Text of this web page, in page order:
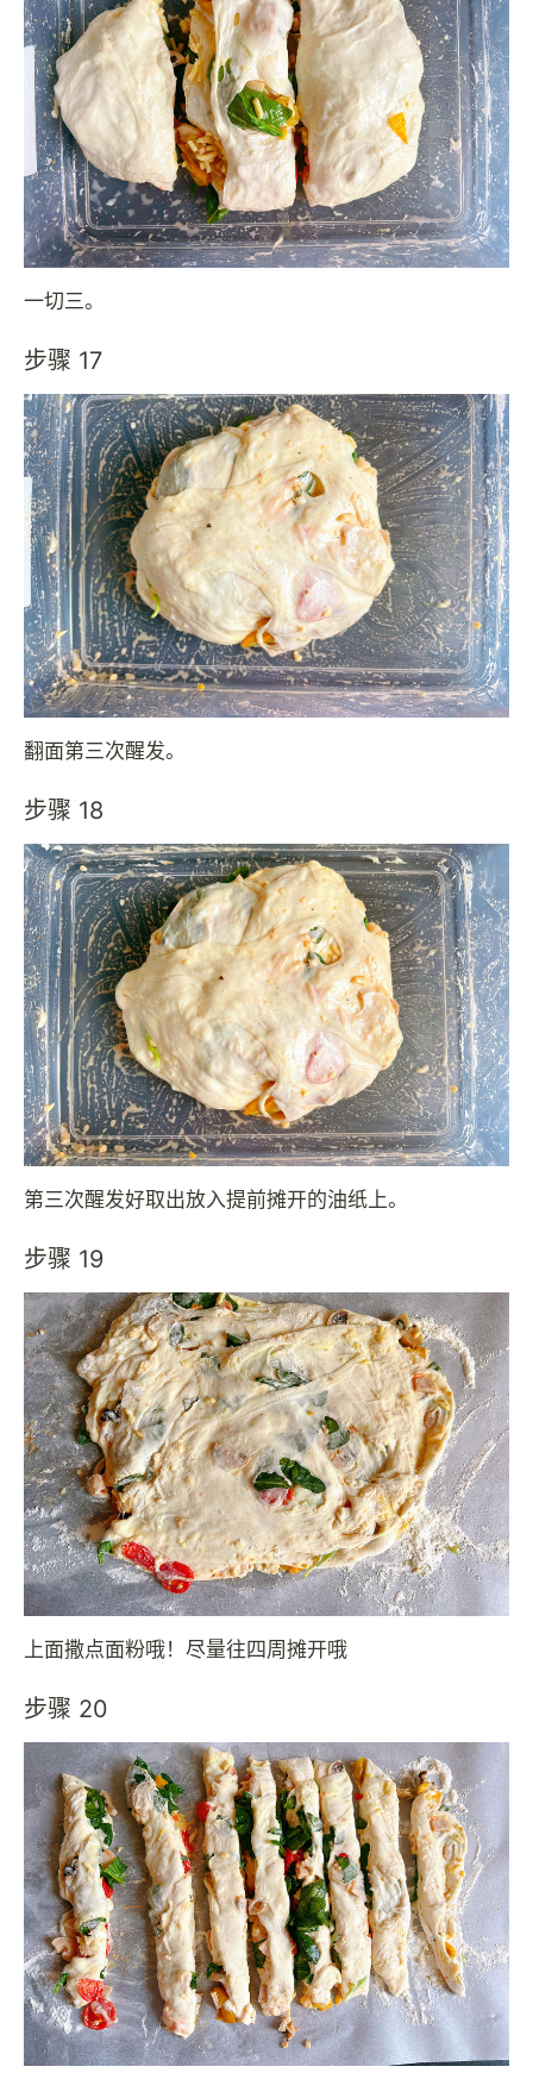
一切三。
步骤 17
翻面第三次醒发。
步骤 18
第三次醒发好取出放入提前摊开的油纸上。
步骤 19
上面撒点面粉哦！尽量往四周摊开哦
步骤 20